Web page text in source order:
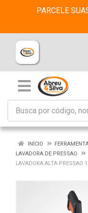
PARCELE
INÍCIO
LAVADORA DE PRESSAO
LAVADORA ALTA PRESSAO